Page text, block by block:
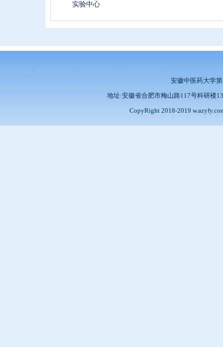
实验中心
安徽中医药大学
地址:安徽省合肥市梅山路117号科研楼
CopyRight 2018-2019